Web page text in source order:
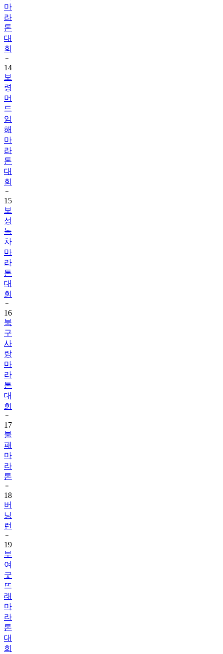
마
라
톤
대
회
14
보
령
머
드
임
해
마
라
톤
대
회
15
보
성
녹
차
마
라
톤
대
회
16
북
구
사
랑
마
라
톤
대
회
17
불
패
마
라
톤
18
버
닝
런
19
부
여
굿
뜨
래
마
라
톤
대
회